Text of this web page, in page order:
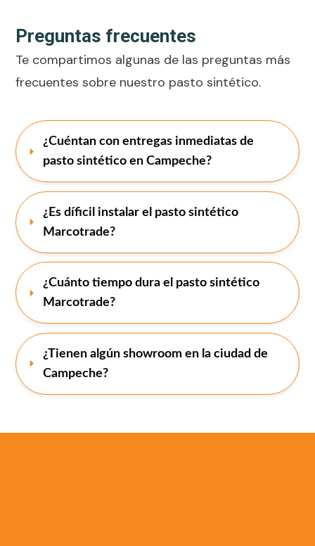
Preguntas frecuentes
Te compartimos algunas de las preguntas más
frecuentes sobre nuestro pasto sintético.
¿Cuéntan con entregas inmediatas de
pasto sintético en Campeche?
¿Es díficil instalar el pasto sintético
Marcotrade?
¿Cuánto tiempo dura el pasto sintético
Marcotrade?
¿Tienen algún showroom en la ciudad de
Campeche?